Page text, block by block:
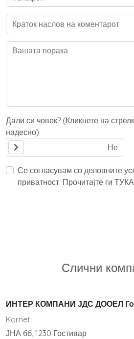
Дали си човек? (Кликнете на
надесно)
Се согласувам со деловните
приватност. Прочитајте ги
Слични
ИНТЕР КОМПАНИ ЈДС ДООЕЛ
Korneti
ЈНА бб, 1230 Гостивар